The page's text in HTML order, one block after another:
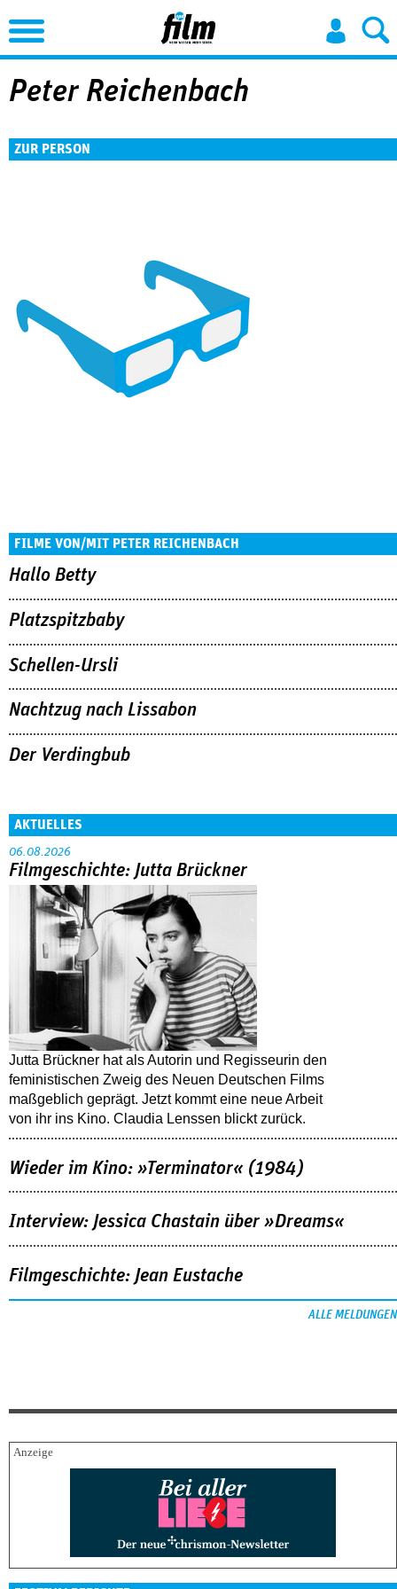
Jump to Navigation
Peter Reichenbach
ZUR PERSON
FILME VON/MIT PETER REICHENBACH
Hallo Betty
Platzspitzbaby
Schellen-Ursli
Nachtzug nach Lissabon
Der Verdingbub
AKTUELLES
06.08.2026
Filmgeschichte: Jutta Brückner
Jutta Brückner hat als Autorin und Regisseurin den
feministischen Zweig des Neuen Deutschen Films
maßgeblich geprägt. Jetzt kommt eine neue Arbeit
von ihr ins Kino. Claudia Lenssen blickt zurück.
Wieder im Kino: »Terminator« (1984)
Interview: Jessica Chastain über »Dreams«
Filmgeschichte: Jean Eustache
ALLE MELDUNGEN